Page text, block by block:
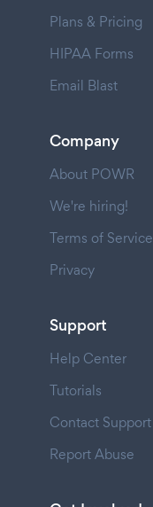
Plans & Pricing
HIPAA Forms
Email Blast
Company
About POWR
We're hiring!
Terms of Service
Privacy
Support
Help Center
Tutorials
Contact Support
Report Abuse